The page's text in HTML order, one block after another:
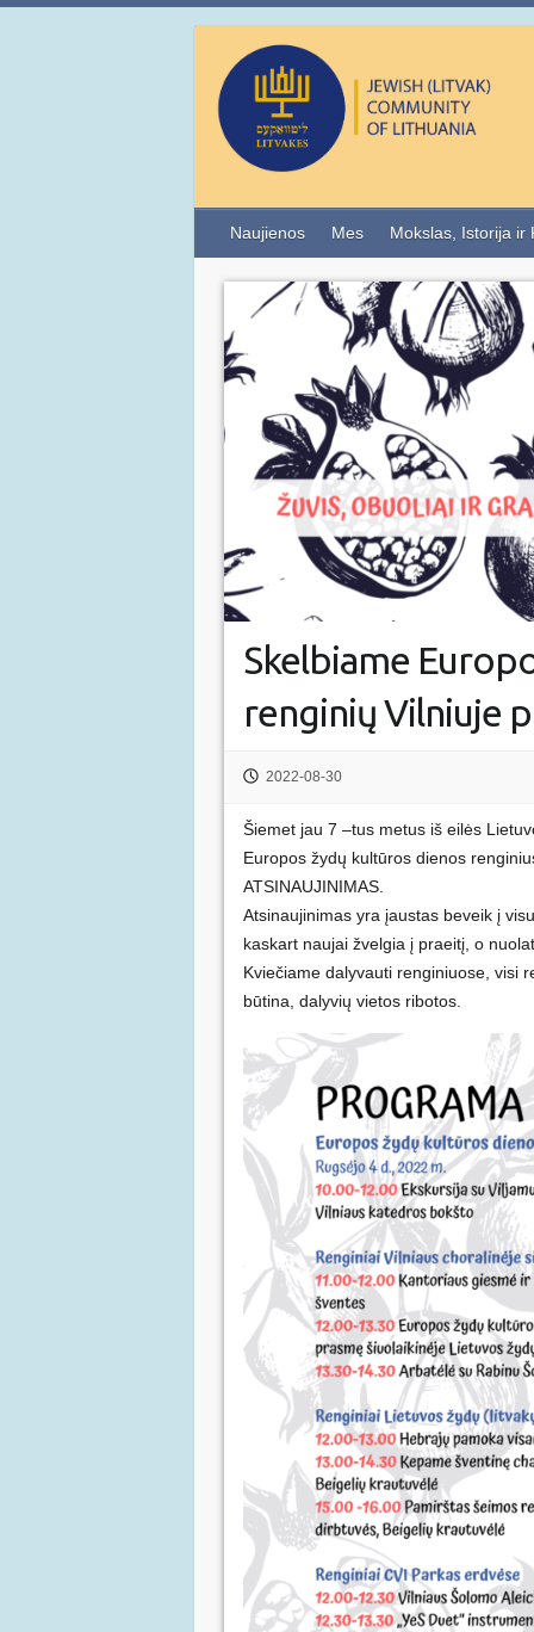
Naujienos Mes Mokslas, Istorija ir
Skelbiame
renginių Vilniuje
2022-08-30
Šiemet jau 7 –tus metus iš eilės
Europos žydų kultūros dienos
ATSINAUJINIMAS.
Atsinaujinimas yra įaustas beveik į
kaskart naujai žvelgia į praeitį, o
Kviečiame dalyvauti renginiuose, visi
būtina, dalyvių vietos ribotos.